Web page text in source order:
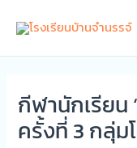
กีฬานักเรียน
ครั้งที่ 3 กลุ่ม